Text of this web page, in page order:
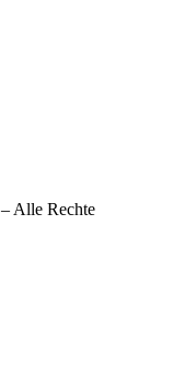
– Alle Rechte